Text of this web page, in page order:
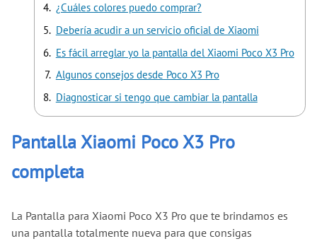
¿Cuáles colores puedo comprar?
Debería acudir a un servicio oficial de Xiaomi
Es fácil arreglar yo la pantalla del Xiaomi Poco X3 Pro
Algunos consejos desde Poco X3 Pro
Diagnosticar si tengo que cambiar la pantalla
Pantalla Xiaomi Poco X3 Pro
completa
La Pantalla para Xiaomi Poco X3 Pro que te brindamos es
una pantalla totalmente nueva para que consigas